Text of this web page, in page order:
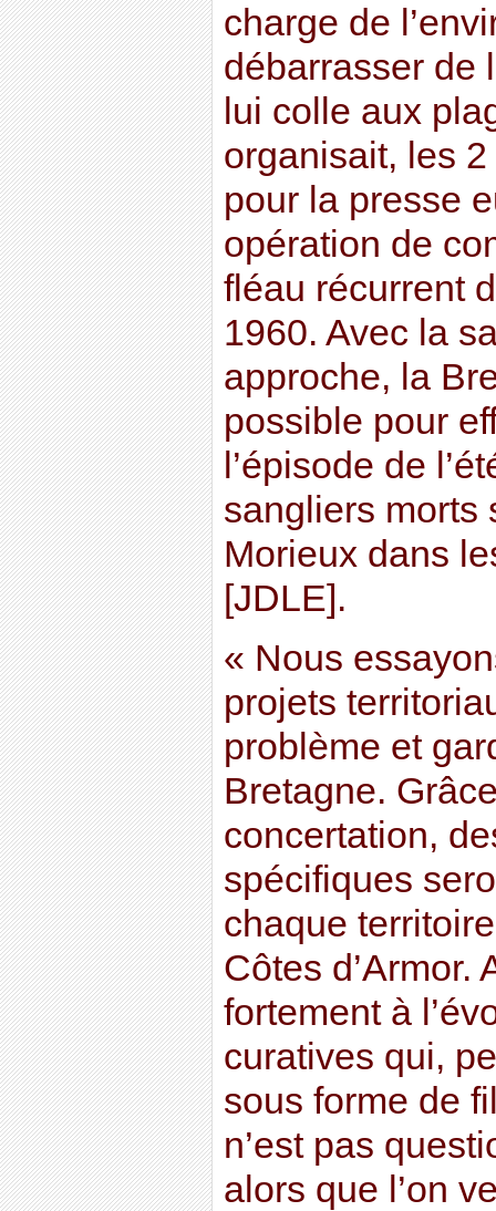
charge de
débarrasser de
lui colle aux
organisait, les
pour la presse
opération de
fléau récurrent
1960. Avec la
approche, la
possible pour
l’épisode de
sangliers morts
Morieux dans
[JDLE].
« Nous
projets
problème et
Bretagne.
concertation,
spécifiques
chaque
Côtes d’Armor.
fortement à
curatives qui,
sous forme de
n’est pas
alors que l’on